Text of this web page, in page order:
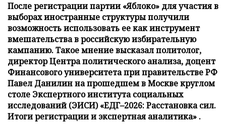
После регистрации партии «Яблоко» для участия в
выборах иностранные структуры получили
возможность использовать ее как инструмент
вмешательства в российскую избирательную
кампанию. Такое мнение высказал политолог,
директор Центра политического анализа, доцент
Финансового университета при правительстве РФ
Павел Данилин на прошедшем в Москве круглом
столе Экспертного института социальных
исследований (ЭИСИ) «ЕДГ–2026: Расстановка сил.
Итоги регистрации и экспертная аналитика» .